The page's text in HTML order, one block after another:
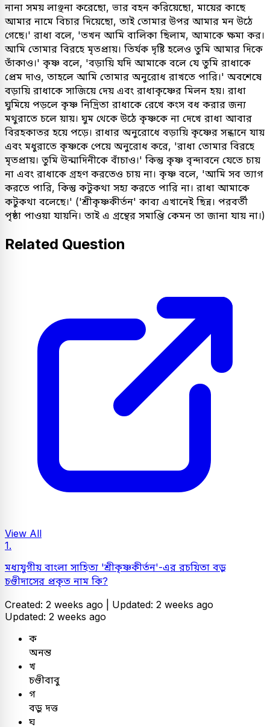
নানা সময় লাঞ্ছনা করেছো, ভার বহন করিয়েছো, মায়ের কাছে
আমার নামে বিচার দিয়েছো, তাই তোমার উপর আমার মন উঠে
গেছে।' রাধা বলে, 'তখন আমি বালিকা ছিলাম, আমাকে ক্ষমা কর।
আমি তোমার বিরহে মৃতপ্রায়। তির্যক দৃষ্টি হলেও তুমি আমার দিকে
তাঁকাও।' কৃষ্ণ বলে, 'বড়ায়ি যদি আমাকে বলে যে তুমি রাধাকে
প্রেম দাও, তাহলে আমি তোমার অনুরোধ রাখতে পারি।' অবশেষে
বড়ায়ি রাধাকে সাজিয়ে দেয় এবং রাধাকৃষ্ণের মিলন হয়। রাধা
ঘুমিয়ে পড়লে কৃষ্ণ নিদ্রিতা রাধাকে রেখে কংস বধ করার জন্য
মথুরাতে চলে য়ায়। ঘুম থেকে উঠে কৃষ্ণকে না দেখে রাধা আবার
বিরহকাতর হয়ে পড়ে। রাধার অনুরোধে বড়ায়ি কৃষ্ণের সন্ধানে যায়
এবং মধুরাতে কৃষ্ণকে পেয়ে অনুরোধ করে, 'রাধা তোমার বিরহে
মৃতপ্রায়। তুমি উন্মাদিনীকে বাঁচাও।' কিন্তু কৃষ্ণ বৃন্দাবনে যেতে চায়
না এবং রাধাকে গ্রহণ করতেও চায় না। কৃষ্ণ বলে, 'আমি সব ত্যাগ
করতে পারি, কিন্তু কটুকথা সহ্য করতে পারি না। রাধা আমাকে
কটুকথা বলেছে।' ('শ্রীকৃষ্ণকীর্তন' কাব্য এখানেই ছিন্ন। পরবর্তী
পৃষ্ঠা পাওয়া যায়নি। তাই এ গ্রন্থের সমাপ্তি কেমন তা জানা যায় না।)
Related Question
View All
1.
মধ্যযুগীয় বাংলা সাহিত্য 'শ্রীকৃষ্ণকীর্তন'-এর রচয়িতা বড়ু
চণ্ডীদাসের প্রকৃত নাম কি?
Created: 2 weeks ago | Updated: 2 weeks ago
Updated: 2 weeks ago
ক
অনন্ত
খ
চণ্ডীবাবু
গ
বড়ু দত্ত
ঘ